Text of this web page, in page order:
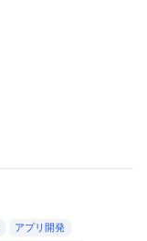
アプリ開発